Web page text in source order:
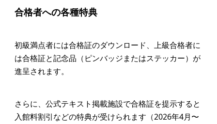
合格者への各種特典
初級満点者には合格証のダウンロード、上級合格者に
は合格証と記念品（ピンバッジまたはステッカー）が
進呈されます。
さらに、公式テキスト掲載施設で合格証を提示すると
入館料割引などの特典が受けられます（2026年4月〜